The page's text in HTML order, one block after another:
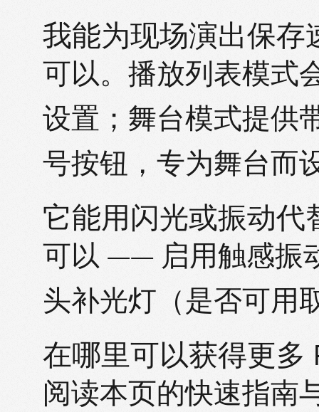
我能为现场演出保存
可以。播放列表模式
设置；舞台模式提供
号按钮，专为舞台而
它能用闪光或振动代
可以 —— 启用触感振
头补光灯（是否可用
在哪里可以获得更多
阅读本页的快速指南